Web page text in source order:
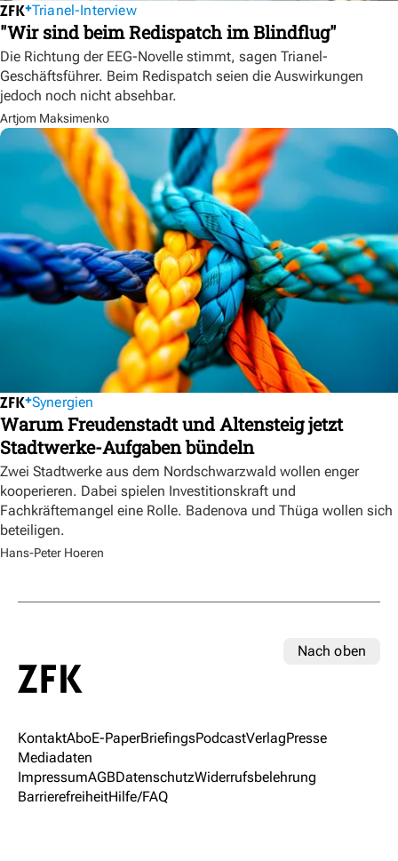
Trianel-Interview
"Wir sind beim Redispatch im Blindflug"
Die Richtung der EEG-Novelle stimmt, sagen Trianel-
Geschäftsführer. Beim Redispatch seien die Auswirkungen
jedoch noch nicht absehbar.
Artjom Maksimenko
Synergien
Warum Freudenstadt und Altensteig jetzt
Stadtwerke-Aufgaben bündeln
Zwei Stadtwerke aus dem Nordschwarzwald wollen enger
kooperieren. Dabei spielen Investitionskraft und
Fachkräftemangel eine Rolle. Badenova und Thüga wollen sich
beteiligen.
Hans-Peter Hoeren
Nach oben
KontaktAboE-PaperBriefingsPodcastVerlagPresse
Mediadaten
ImpressumAGBDatenschutzWiderrufsbelehrung
BarrierefreiheitHilfe/FAQ